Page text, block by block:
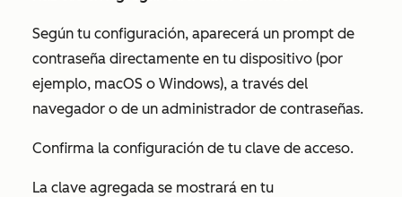
Según tu configuración, aparecerá un prompt de
contraseña directamente en tu dispositivo (por
ejemplo, macOS o Windows), a través del
navegador o de un administrador de contraseñas.
Confirma la configuración de tu clave de acceso.
La clave agregada se mostrará en tu